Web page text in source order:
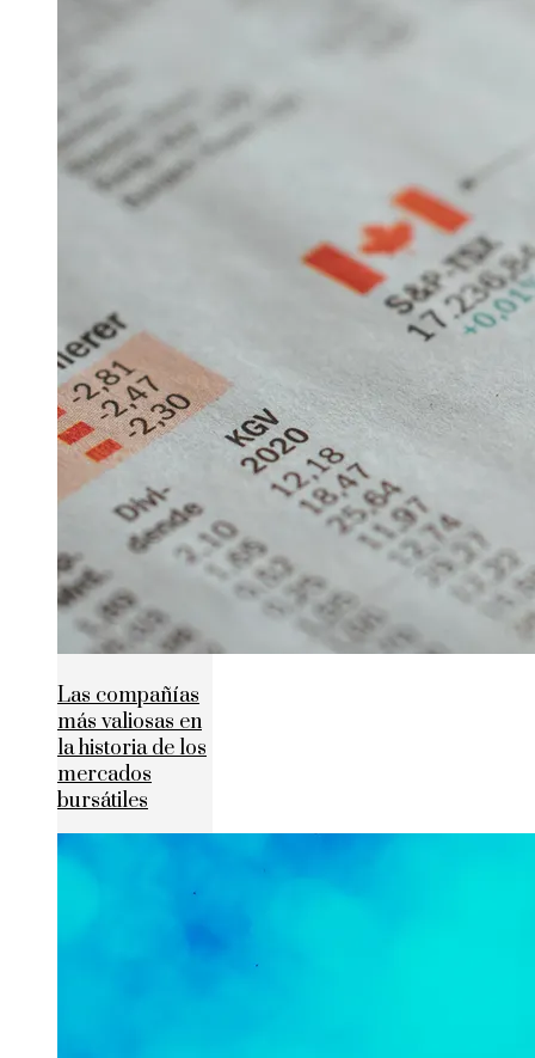
Las compañías
más valiosas en
la historia de los
mercados
bursátiles